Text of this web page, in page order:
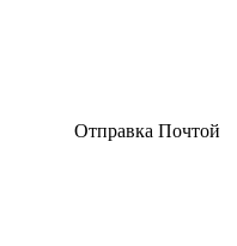
Отправка Почтой